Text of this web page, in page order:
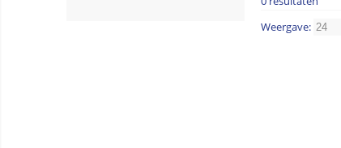
Weergave: